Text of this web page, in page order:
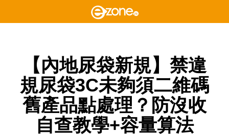
【內地尿袋新規】禁違
規尿袋3C未夠須二維碼
舊產品點處理？防沒收
自查教學+容量算法